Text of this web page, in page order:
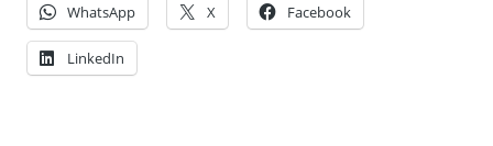
WhatsApp X Facebook
LinkedIn